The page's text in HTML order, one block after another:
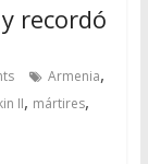
recordó
Armenia,
II, mártires,